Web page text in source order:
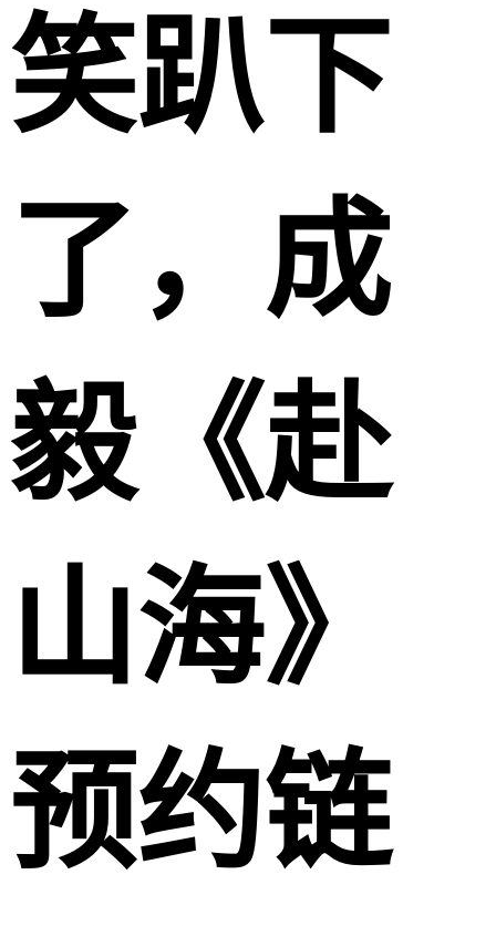
笑趴下
了，成
毅《赴
山海》
预约链